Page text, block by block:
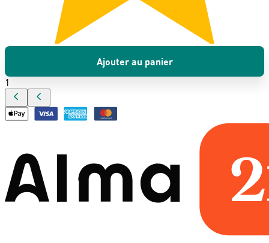
Ajouter au panier
1